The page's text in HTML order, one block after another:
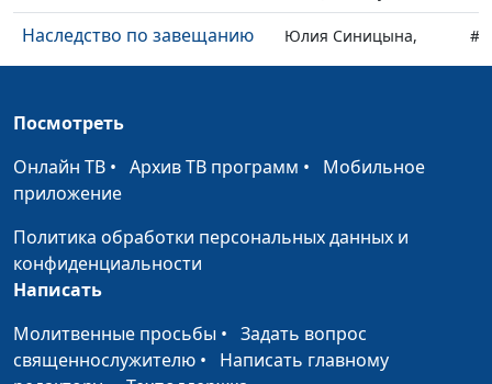
Наследство по завещанию
Юлия Синицына,
Анатолий Тарасюк,
Из соперников в союзники
Анатолий Тарасюк,
Таинство причастия
Юлия Синицына,
Уголок безопасности
Юлия Синицына,
Сергей Никулин,
Посмотреть
Онлайн ТВ • Архив ТВ программ • Мобильное
приложение
Политика обработки персональных данных и
конфиденциальности
Написать
Молитвенные просьбы • Задать вопрос
священнослужителю • Написать главному